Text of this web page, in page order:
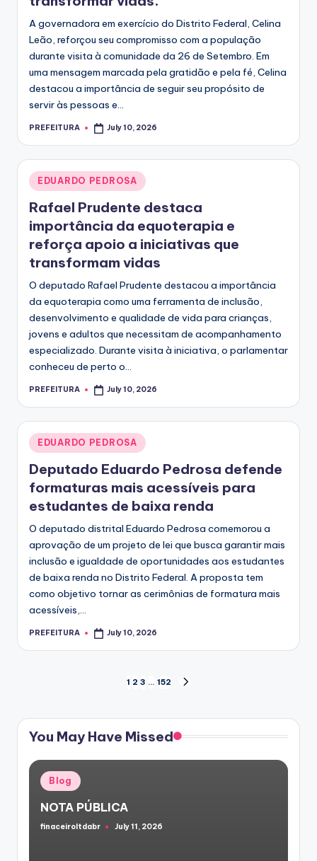
A governadora em exercício do Distrito Federal, Celina
Leão, reforçou seu compromisso com a população
durante visita à comunidade da 26 de Setembro. Em
uma mensagem marcada pela gratidão e pela fé, Celina
destacou a importância de seguir seu propósito de
servir às pessoas e...
Posted
PREFEITURA July 10, 2026
Posted
in
EDUARDO PEDROSA
Rafael Prudente destaca
importância da equoterapia e
reforça apoio a iniciativas que
transformam vidas
O deputado Rafael Prudente destacou a importância
da equoterapia como uma ferramenta de inclusão,
desenvolvimento e qualidade de vida para crianças,
jovens e adultos que necessitam de acompanhamento
especializado. Durante visita à iniciativa, o parlamentar
conheceu de perto o...
Posted
PREFEITURA July 10, 2026
Posted
in
EDUARDO PEDROSA
Deputado Eduardo Pedrosa defende
formaturas mais acessíveis para
estudantes de baixa renda
O deputado distrital Eduardo Pedrosa comemorou a
aprovação de um projeto de lei que busca garantir mais
inclusão e igualdade de oportunidades aos estudantes
de baixa renda no Distrito Federal. A proposta tem
como objetivo tornar as cerimônias de formatura mais
acessíveis,...
Posted
PREFEITURA July 10, 2026
pagination
1 2 3 … 152
You May Have Missed
Posted
in
Blog
NOTA PÚBLICA
Posted
finaceiroltdabr July 11, 2026